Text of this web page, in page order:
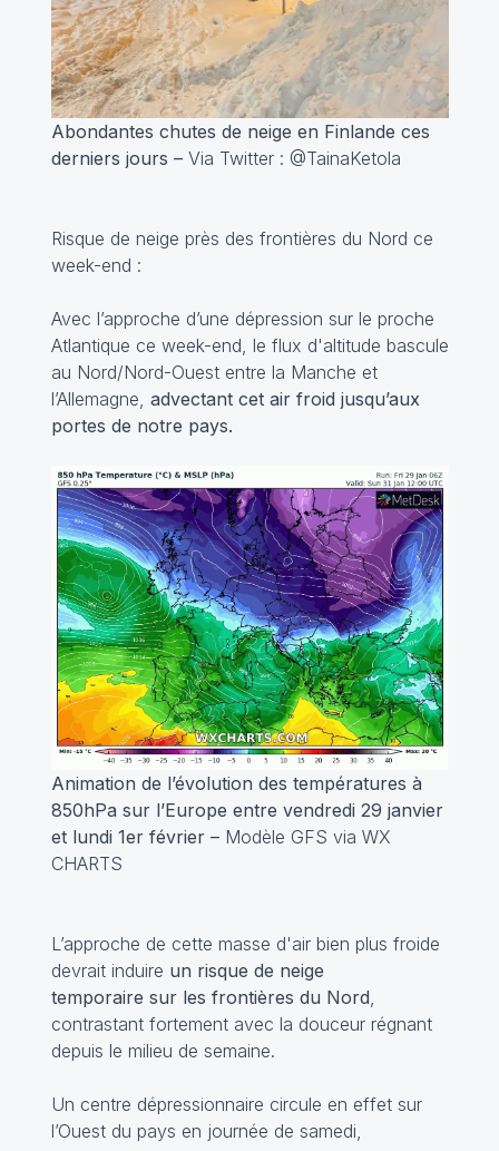
Abondantes chutes de neige en Finlande ces
derniers jours –Via Twitter : @TainaKetola
Risque de neige près des frontières du Nord ce
week-end :
Avec l’approche d’une dépression sur le proche
Atlantique ce week-end, le flux d'altitude bascule
au Nord/Nord-Ouest entre la Manche et
l’Allemagne, advectant cet air froid jusqu’aux
portes de notre pays.
Animation de l’évolution des températures à
850hPa sur l’Europe entre vendredi 29 janvier
et lundi 1er février – Modèle GFS via WX
CHARTS
L’approche de cette masse d'air bien plus froide
devrait induire un risque de neige
temporaire sur les frontières du Nord,
contrastant fortement avec la douceur régnant
depuis le milieu de semaine.
Un centre dépressionnaire circule en effet sur
l’Ouest du pays en journée de samedi,